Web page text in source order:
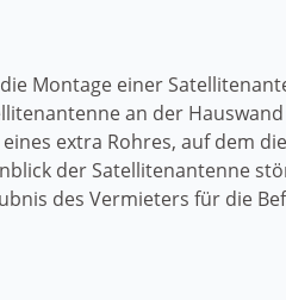
Montage einer
an der
extra Rohres, auf dem
der Satellitenantenne
des Vermieters für die